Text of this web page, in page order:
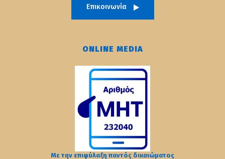
Επικοινωνία
ONLINE MEDIA
Με την επιφύλαξη παντός δικαιώματος